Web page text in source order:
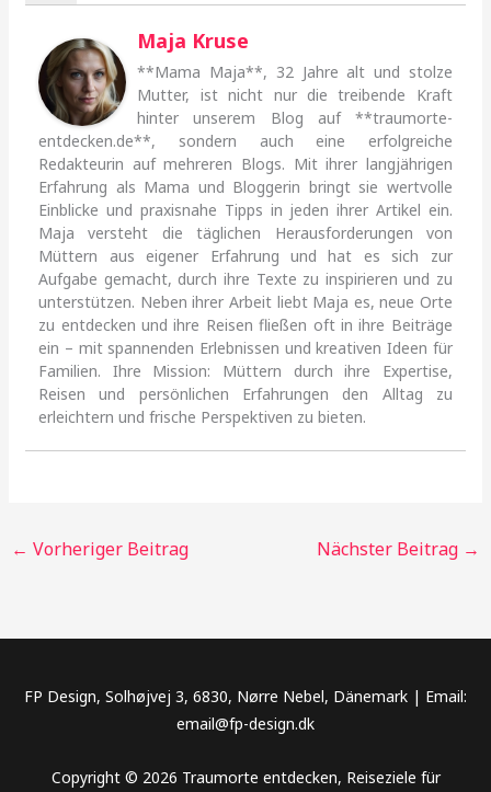
Maja Kruse
**Mama Maja**, 32 Jahre alt und stolze
Mutter, ist nicht nur die treibende Kraft
hinter unserem Blog auf **traumorte-
entdecken.de**, sondern auch eine erfolgreiche
Redakteurin auf mehreren Blogs. Mit ihrer langjährigen
Erfahrung als Mama und Bloggerin bringt sie wertvolle
Einblicke und praxisnahe Tipps in jeden ihrer Artikel ein.
Maja versteht die täglichen Herausforderungen von
Müttern aus eigener Erfahrung und hat es sich zur
Aufgabe gemacht, durch ihre Texte zu inspirieren und zu
unterstützen. Neben ihrer Arbeit liebt Maja es, neue Orte
zu entdecken und ihre Reisen fließen oft in ihre Beiträge
ein – mit spannenden Erlebnissen und kreativen Ideen für
Familien. Ihre Mission: Müttern durch ihre Expertise,
Reisen und persönlichen Erfahrungen den Alltag zu
erleichtern und frische Perspektiven zu bieten.
← Vorheriger Beitrag Nächster Beitrag →
FP Design, Solhøjvej 3, 6830, Nørre Nebel, Dänemark | Email:
email@fp-design.dk
Copyright © 2026 Traumorte entdecken, Reiseziele für